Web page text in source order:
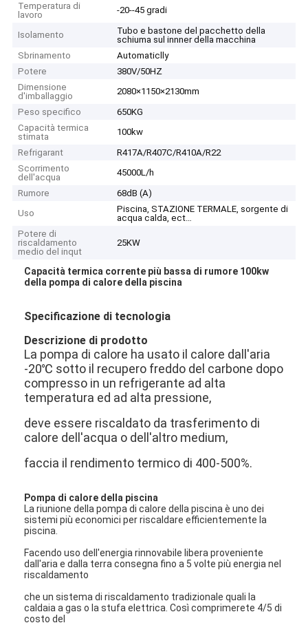
Temperatura di
lavoro
-20--45 gradi
Isolamento
Tubo e bastone del pacchetto della
schiuma sul innner della macchina
Sbrinamento
Automaticlly
Potere
380V/50HZ
Dimensione
d'imballaggio
2080×1150×2130mm
Peso specifico
650KG
Capacità termica
stimata
100kw
Refrigarant
R417A/R407C/R410A/R22
Scorrimento
dell'acqua
45000L/h
Rumore
68dB (A)
Uso
Piscina, STAZIONE TERMALE, sorgente di
acqua calda, ect…
Potere di
riscaldamento
medio del inqut
25KW
Capacità termica corrente più bassa di rumore 100kw
della pompa di calore della piscina
Specificazione di tecnologia
Descrizione di prodotto
La pompa di calore ha usato il calore dall'aria
-20℃ sotto il recupero freddo del carbone dopo
compresso in un refrigerante ad alta
temperatura ed ad alta pressione,
deve essere riscaldato da trasferimento di
calore dell'acqua o dell'altro medium,
faccia il rendimento termico di 400-500%.
Pompa di calore della piscina
La riunione della pompa di calore della piscina è uno dei
sistemi più economici per riscaldare efficientemente la
piscina.
Facendo uso dell'energia rinnovabile libera proveniente
dall'aria e dalla terra consegna fino a 5 volte più energia nel
riscaldamento
che un sistema di riscaldamento tradizionale quali la
caldaia a gas o la stufa elettrica. Così comprimerete 4/5 di
costo del